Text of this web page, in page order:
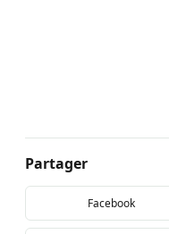
Partager
Facebook